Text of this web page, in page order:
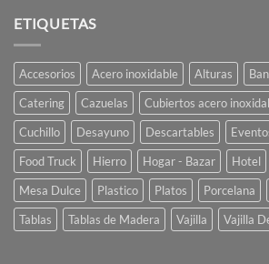
Ají
Diseño
TOP
ETIQUETAS
Accesorios Acero inoxidable Alturas
Catering
Cazuelas Cubiertos acero
Cuchillo
Desayuno Descartables
Food Truck
Hierro Hogar - Bazar Hotel
Mesa Dulce
Plastico Platos Porcelana
Tablas
Tablas de Madera Vajilla Vajilla